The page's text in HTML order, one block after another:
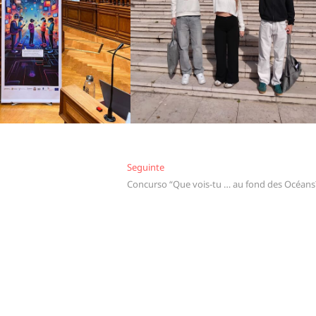
SeguinteSeguinte
Concurso “Que vois-tu … au fond des